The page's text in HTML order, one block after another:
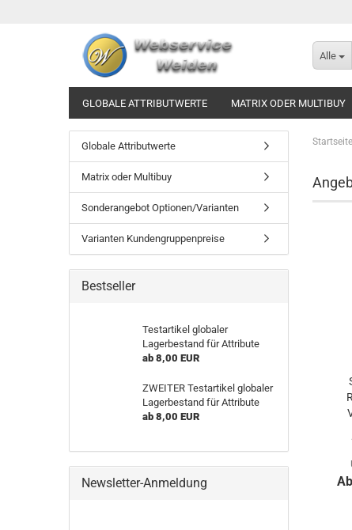
Alle
GLOBALE ATTRIBUTWERTE MATRIX ODER MULTIBUY
Startseite
Globale Attributwerte
Matrix oder Multibuy
Sonderangebot Optionen/Varianten
Varianten Kundengruppenpreise
Bestseller
Testartikel globaler
Lagerbestand für Attribute
ab 8,00 EUR
ZWEITER Testartikel globaler
Lagerbestand für Attribute
ab 8,00 EUR
Newsletter-Anmeldung